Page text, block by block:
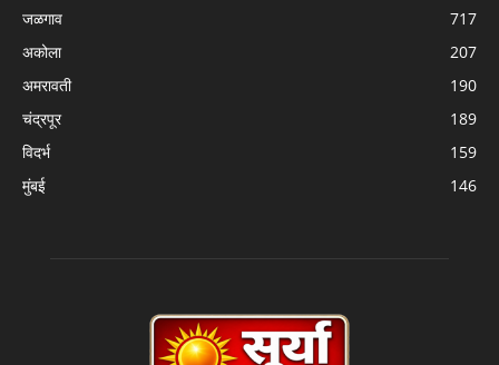
जळगाव
717
अकोला
207
अमरावती
190
चंद्रपूर
189
विदर्भ
159
मुंबई
146